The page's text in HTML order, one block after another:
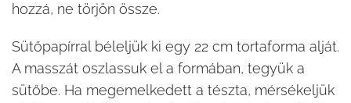
hozzá, ne törjön össze.
Sütőpapírral béleljük ki egy 22 cm tortaforma alját.
A masszát oszlassuk el a formában, tegyük a
sütőbe. Ha megemelkedett a tészta, mérsékeljük